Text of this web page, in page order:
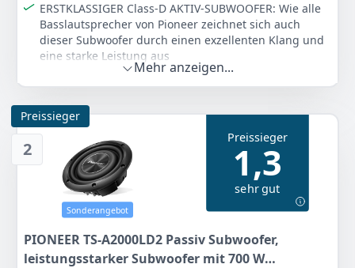
ERSTKLASSIGER Class-D AKTIV-SUBWOOFER: Wie alle
Basslautsprecher von Pioneer zeichnet sich auch
dieser Subwoofer durch einen exzellenten Klang und
eine starke Leistung aus
STARKER SOUND: Durch den belastbaren Tieftöner mit
Schwingspulenkühlsystem und der leichten IMPP
Verbundmembran garantiert der Pioneer Subwoofer
kraftvolle und präzise Basswiedergabe
BASSREFLEX DESIGNGEHÄUSE: Die 2x16-cm-Subwoofer
sind in einem Gehäuse aus starkwandigem MDF
verbaut und bietet eine Maximalleistung von 200 W
PLATZSPAREND: Das kompakte Gehäuse passt zum
Beispiel hinter Autositze oder an andere enge Stellen,
ohne viel Platz zu beanspruchen
DIGITAL BASS CONTROL für kraftvolle, präzise
Basswiedergabe
Mehr anzeigen...
2
Preissieger
Sonderangebot
Preissieger
1,3
sehr gut
PIONEER TS-A2000LD2 Passiv Subwoofer,
leistungsstarker Subwoofer mit 700 W